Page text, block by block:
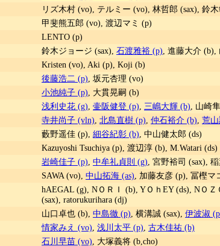
リズ木村 (vo), テルミー (vo), 林哲郎 (sax), 鈴木
甲斐熊五郎 (vo), 渡辺マミ (p)
LENTO (p)
鈴木ジョージ (sax), 石渡雅裕 (p) , 進藤大介 (b),
Kristen (vo), Aki (p), Koji (b)
後藤浩二 (p) , 坂元杏理 (vo)
小池純子 (p) , 大貫晃嗣 (b)
浅利史花 (g) 壷阪健登 (p) 三嶋大輝 (b) , 山崎
寺井尚子 (vln) 北島直樹 (p) 仲石裕介 (b) 荒山
藪野遥佳 (p), 細谷紀彰 (b) , 中山健太郎 (ds)
Kazuyoshi Tsuchiya (p), 渡辺淳 (b), M.Watari (ds)
岩崎佳子 (p) 中牟礼貞則 (g) , 宮野裕司 (sax),
SAWA (vo), 中山拓海 (as) , 加藤友彦 (p), 冨樫マ
hAEGAL (g), NＯＲＩ (b), YＯｈEY (ds), NＯＺ
(sax), ratorukurihara (dj)
山口卓也 (b), 中島徹 (p) , 横溝誠 (sax), 伊波淑
情家みえ (vo) 浅川太平 (p) 古木佳祐 (b)
石川早苗 (vo) , 大塚義将 (b,cho)